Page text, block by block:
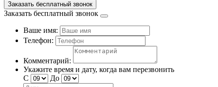
Заказать бесплатный звонок
Заказать бесплатный звонок
Ваше имя:
Телефон:
Комментарий:
Укажите время и дату, когда вам перезвонить
С
До